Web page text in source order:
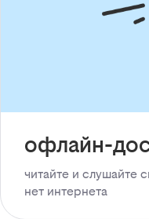
офлайн-
читайте и слушайте
нет интернета